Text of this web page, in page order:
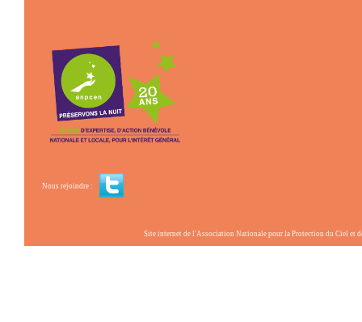
Nous rejoindre :
Site internet de l'Association Nationale pour la Protection du Ciel et de